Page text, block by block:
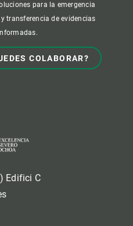
para la emergencia
transferencia de evidencias
COLABORAR?
Edifici C